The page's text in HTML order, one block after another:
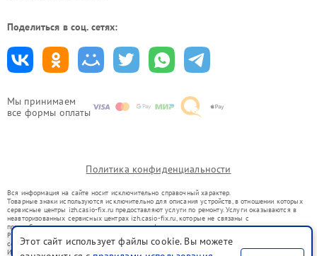
Мы принимаем
все формы оплаты
Поделиться в соц. сетях:
Политика конфиденциальности
Вся информация на сайте носит исключительно справочный характер.
Товарные знаки используются исключительно для описания устройств, в отношении которых
сервисные центры izh.casio-fix.ru предоставляют услуги по ремонту. Услуги оказываются в
неавторизованных сервисных центрах izh.casio-fix.ru, которые не связаны с
правообладателями товарных знаков или их официальными представителями.
Ремонт осуществляется для устройств, уже введенных в гражданский оборот в соответствии
со статьей 1487 ГК РФ.
Использование товарных знаков не преследует цели индивидуализации услуг или введения
Этот сайт использует файлы cookie. Вы можете